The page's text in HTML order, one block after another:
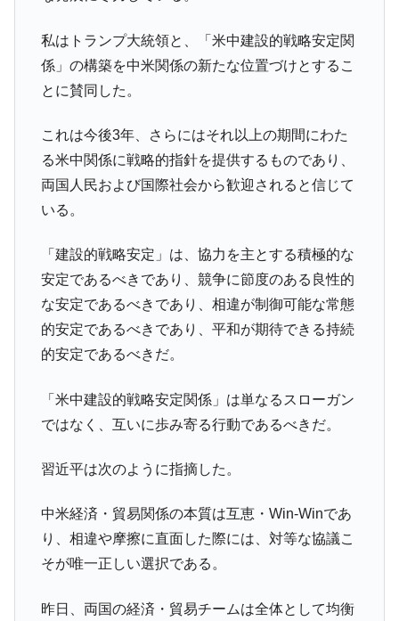
『Money1』
韓国「株式市場が賭博場のように変質した
のは政界の責任だ」
『Money1』
韓国「2026年1Q 資金循環統計」面白い結果
借入金が約8兆。信用格付け「ネガティブ」にダウン
韓国株式市場･暗黒の火曜日。サーキットブ
レイカーも発動！ 半導体2銘柄の暴落
Fact1
日本の誇る海洋資源調査船『白嶺』は先進技術の
Fact1
夏の甲子園、優勝校を最も多く輩出している都道
府県とは？
Fact1 今話題の「楽天ライオンズ」とは？
Fact1
全て勝つといくら？ 競馬GI競走で勝利騎手がもら
える賞金とは？
Fact1
日本人マスターズ挑戦の歴史。松山以前に最高位
だった選手とは？
ている意外な選手とは？
私はトランプ大統領と、「米中建設的戦略安定関
係」の構築を中米関係の新たな位置づけとするこ
とに賛同した。
これは今後3年、さらにはそれ以上の期間にわた
る米中関係に戦略的指針を提供するものであり、
両国人民および国際社会から歓迎されると信じて
いる。
「建設的戦略安定」は、協力を主とする積極的な
安定であるべきであり、競争に節度のある良性的
な安定であるべきであり、相違が制御可能な常態
的安定であるべきであり、平和が期待できる持続
的安定であるべきだ。
「米中建設的戦略安定関係」は単なるスローガン
ではなく、互いに歩み寄る行動であるべきだ。
習近平は次のように指摘した。
中米経済・貿易関係の本質は互恵・Win-Winであ
り、相違や摩擦に直面した際には、対等な協議こ
そが唯一正しい選択である。
昨日、両国の経済・貿易チームは全体として均衡